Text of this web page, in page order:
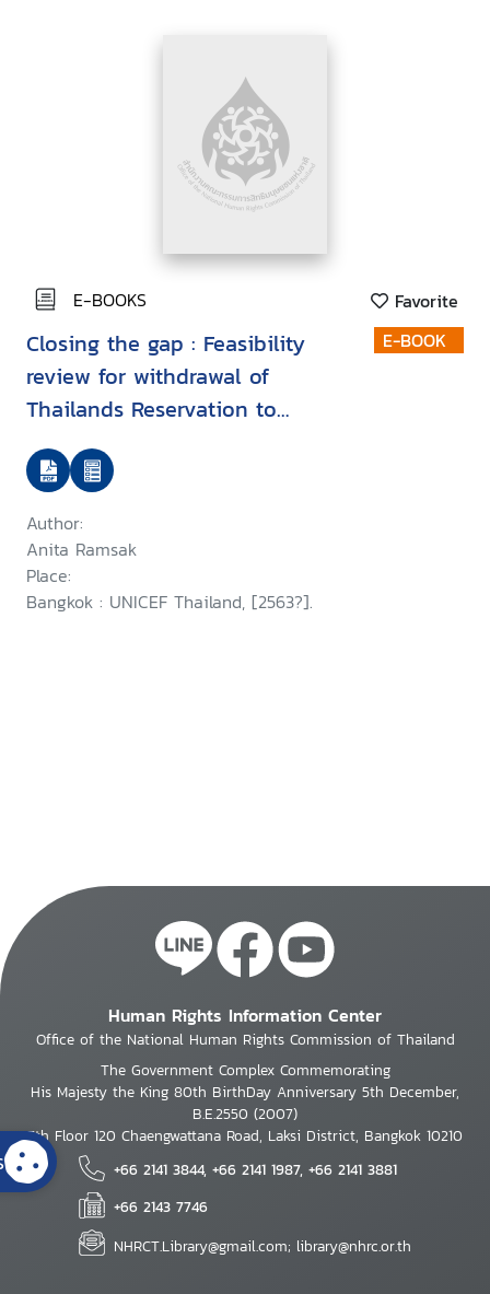
E-BOOKS Favorite
Closing the gap : Feasibility
review for withdrawal of
Thailands Reservation to
Article 22 of the Convention on
the Rights of the Child in
relation to refugee and asylum-
seeking children
Author:
Anita Ramsak
Place:
Bangkok : UNICEF Thailand, [2563?].
E-BOOK
Human Rights Information Center
Office of the National Human Rights Commission of Thailand
The Government Complex Commemorating
His Majesty the King 80th BirthDay Anniversary 5th December,
B.E.2550 (2007)
7th Floor 120 Chaengwattana Road, Laksi District, Bangkok 10210
+66 2141 3844, +66 2141 1987, +66 2141 3881
+66 2143 7746
NHRCT.Library@gmail.com; library@nhrc.or.th